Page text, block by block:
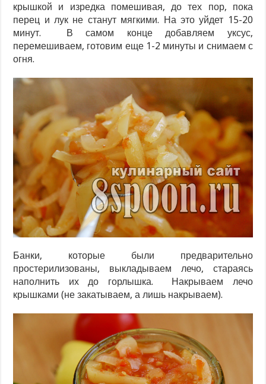
крышкой и изредка помешивая, до тех пор, пока
перец и лук не станут мягкими. На это уйдет 15-20
минут. В самом конце добавляем уксус,
перемешиваем, готовим еще 1-2 минуты и снимаем с
огня.
Банки, которые были предварительно
простерилизованы, выкладываем лечо, стараясь
наполнить их до горлышка. Накрываем лечо
крышками (не закатываем, а лишь накрываем).